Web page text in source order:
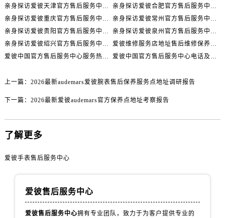
湖北省宜昌市西陵区夷陵大道与港窑路爱彼售后服务中心（需提前预约）
湖南省常德市武陵区人民路爱彼售后服务中心（需提前预约）
湖南省郴州市北湖区国庆北路爱彼售后服务中心（需提前预约）
湖南省衡阳市雁峰区解放路爱彼售后服务中心（需提前预约）
湖南省怀化市鹤城区迎丰中路爱彼售后服务中心（需提前预约）
亲身探访爱彼天津官方售后服务中心｜全部地址与售后电话（2026年7月最新）
亲身探访爱彼合肥官方售后服务中心｜热线电话与网点地址（2026年7月最新）
亲身探访爱彼重庆官方售后服务中心｜详细地址与售后电话（2026年7月最新）
亲身探访爱彼常州官方售后服务中心｜热线与地址（2026年7月最新）
亲身探访爱彼贵阳官方售后服务中心｜网点地址及热线（2026年7月最新）
亲身探访爱彼泉州官方售后服务中心｜服务热线及具体地址（2026年7月最新）
亲身探访爱彼绍兴官方售后服务中心｜网点地址与售后热线（2026年7月最新）
爱彼维修服务店地址售后维修保养中心权威公示（2026年7月最新）
爱彼中国官方售后服务中心服务热线及全部地址实地考察报告_多信源验证（2026年7月最新）
爱彼中国官方售后服务中心电话及详细维修地址实地考察报告_多信源验证（2026年7月最新）
上一篇： 2026最新audemars爱彼腕表售后保养服务点地址调研报告
下一篇： 2026最新爱彼audemars官方保养点地址考察报告
了解更多
爱彼手表售后服务中心
爱彼售后服务中心
爱彼售后服务中心拥有专业团队，致力于为客户提供专业的